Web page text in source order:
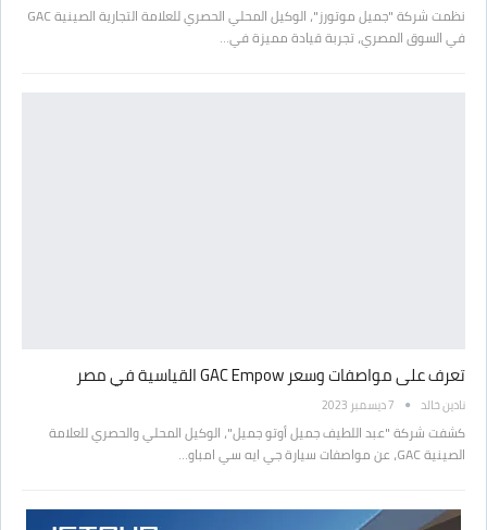
نظمت شركة "جميل موتورز"، الوكيل المحلي الحصري للعلامة التجارية الصينية GAC
في السوق المصري، تجربة قيادة مميزة في…
تعرف على مواصفات وسعر GAC Empow القياسية في مصر
نادين خالد 7 ديسمبر 2023
كشفت شركة "عبد اللطيف جميل أوتو جميل"، الوكيل المحلي والحصري للعلامة
الصينية GAC، عن مواصفات سيارة جي ايه سي امباو…